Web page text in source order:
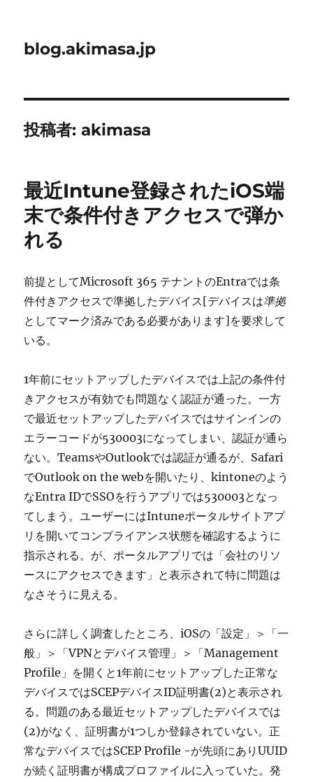
blog.akimasa.jp
投稿者:akimasa
最近Intune登録されたiOS端
末で条件付きアクセスで弾か
れる
前提としてMicrosoft 365 テナントのEntraでは条
件付きアクセスで準拠したデバイス[デバイスは準拠
としてマーク済みである必要があります]を要求して
いる。
1年前にセットアップしたデバイスでは上記の条件付
きアクセスが有効でも問題なく認証が通った。一方
で最近セットアップしたデバイスではサインインの
エラーコードが530003になってしまい、認証が通ら
ない。TeamsやOutlookでは認証が通るが、Safari
でOutlook on the webを開いたり、kintoneのよう
なEntra IDでSSOを行うアプリでは530003となっ
てしまう。ユーザーにはIntuneポータルサイトアプ
リを開いてコンプライアンス状態を確認するように
指示される。が、ポータルアプリでは「会社のリソ
ースにアクセスできます」と表示されて特に問題は
なさそうに見える。
さらに詳しく調査したところ、iOSの「設定」＞「一
般」＞「VPNとデバイス管理」＞「Management
Profile」を開くと1年前にセットアップした正常な
デバイスではSCEPデバイスID証明書(2)と表示され
る。問題のある最近セットアップしたデバイスでは
(2)がなく、証明書が1つしか登録されていない。正
常なデバイスではSCEP Profile -が先頭にありUUID
が続く証明書が構成プロファイルに入っていた。発